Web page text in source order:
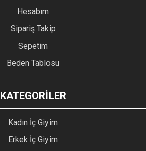
Hesabım
Sipariş Takip
Sepetim
Beden Tablosu
KATEGORİLER
Kadın İç Giyim
Erkek İç Giyim